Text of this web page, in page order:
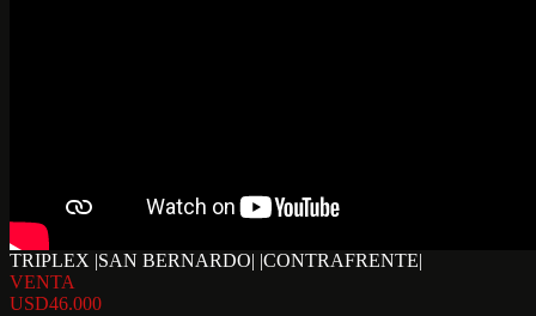
TRIPLEX |SAN BERNARDO| |CONTRAFRENTE|
VENTA
USD46.000